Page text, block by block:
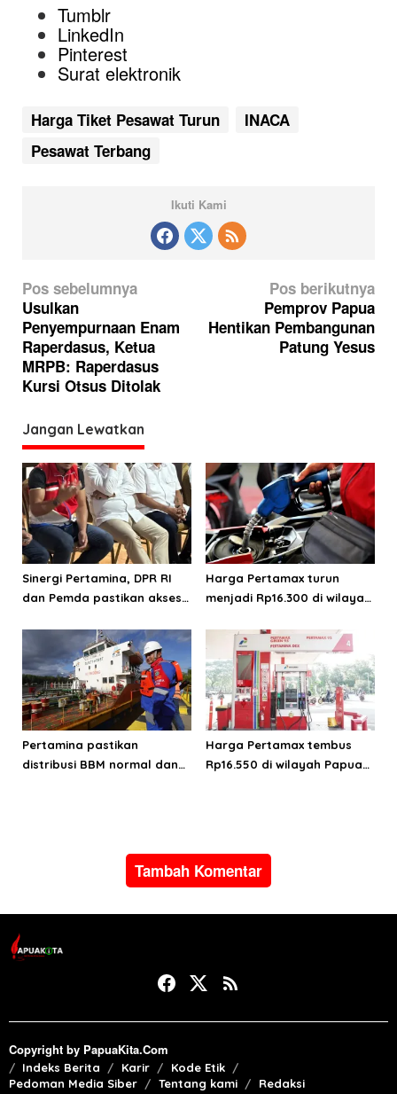
Tumblr
LinkedIn
Pinterest
Surat elektronik
Harga Tiket Pesawat Turun
INACA
Pesawat Terbang
Ikuti Kami
N
a
v
i
g
s
i
p
o
s
Pos sebelumnya
Usulkan
Penyempurnaan Enam
Raperdasus, Ketua
MRPB: Raperdasus
Kursi Otsus Ditolak
Pos berikutnya
Pemprov Papua
Hentikan Pembangunan
Patung Yesus
Jangan Lewatkan
Sinergi Pertamina, DPR RI
dan Pemda pastikan akses
Harga Pertamax turun
menjadi Rp16.300 di wilayah
Pertamina pastikan
distribusi BBM normal dan
Harga Pertamax tembus
Rp16.550 di wilayah Papua
Tambah Komentar
Copyright by PapuaKita.Com
Indeks Berita Karir
Kode Etik
Pedoman Media Siber
Tentang kami Redaksi